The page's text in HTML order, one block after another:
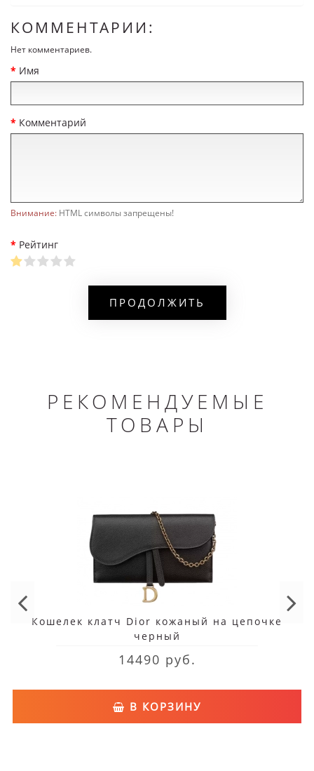
КОММЕНТАРИИ:
Нет комментариев.
Имя
Комментарий
Внимание: HTML символы запрещены!
Рейтинг
ПРОДОЛЖИТЬ
РЕКОМЕНДУЕМЫЕ
ТОВАРЫ
Кошелек клатч Dior кожаный на цепочке
черный
14490 руб.
В КОРЗИНУ